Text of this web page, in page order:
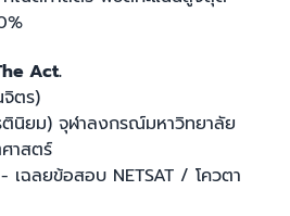
Act.
ตร)
นิยม) จุฬาลงกรณ์มหาวิทยาลัย
าสตร์
เฉลยข้อสอบ NETSAT / โควตา